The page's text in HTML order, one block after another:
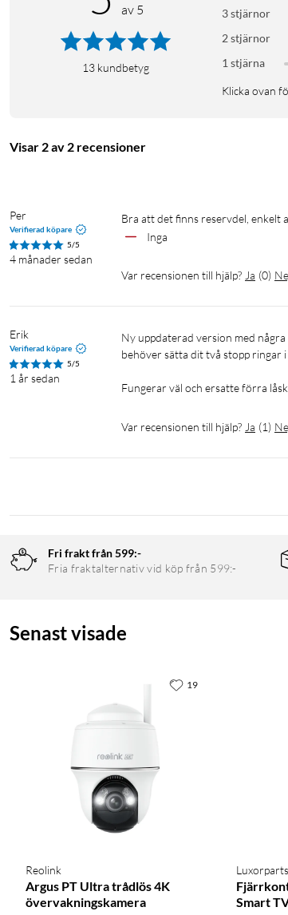
av 5
13 kundbetyg
3 stjärnor
2 stjärnor
1 stjärna
Klicka ovan
Visar 2 av 2 recensioner
Per
Verifierad köpare
5/5
4 månader sedan
Bra att det finns reservdel, enkelt
Inga
Var recensionen till hjälp? Ja (0)
Erik
Verifierad köpare
5/5
1 år sedan
Ny uppdaterad version med några små ändringar såsom stumt handtag vid låsning. Läs manualen när ni installerar,
behöver sätta dit två stopp ringar
Fungerar väl och ersatte förra
Var recensionen till hjälp? Ja (1)
Fri frakt från 599:-
Fria fraktalternativ vid köp från 599:-
Senast visade
Reolink
Argus PT Ultra trådlös 4K
övervakningskamera
19
Luxorparts
Smart